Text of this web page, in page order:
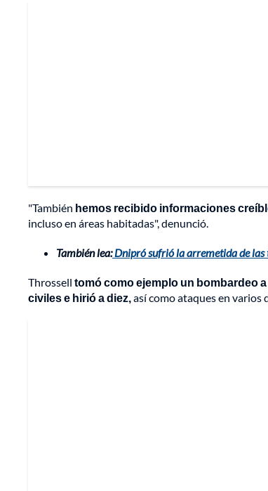
"También hemos recibido informaciones
incluso en áreas habitadas", denunció.
También lea:Dnipró sufrió la arremetida de las
Throssell tomó como ejemplo un bombardeo
civiles e hirió a diez,así como ataques en